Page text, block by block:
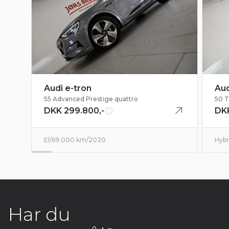
Audi e-tron
55 Advanced Prestige quattro
DKK 299.800,-
El /69.000 km/2020
50
Har du